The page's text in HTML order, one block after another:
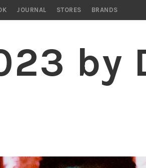
STORES BRANDS
by